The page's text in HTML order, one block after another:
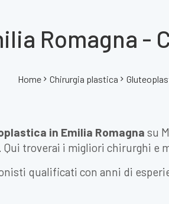
Romagna
Home Chirurgia plastica
in Emilia Romagna su
Qui troverai i migliori chirurghi
qualificati con anni di